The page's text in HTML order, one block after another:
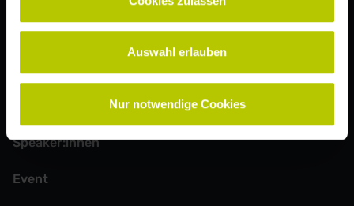
Auswahl erlauben
Nur notwendige Cookies
Mit Absenden der Newsletter-Anmeldung erklärst du dich mit
Speaker:innen
Event